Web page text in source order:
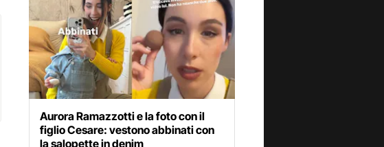
Aurora Ramazzotti e la foto con il
figlio Cesare: vestono abbinati con
la salopette in denim